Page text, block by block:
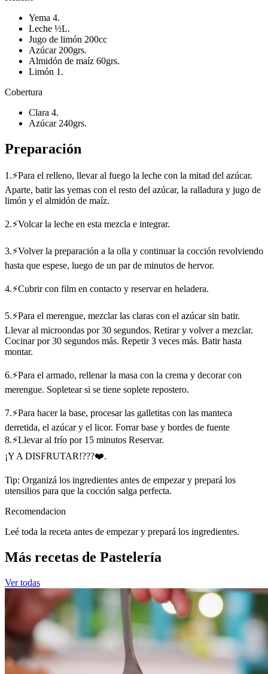
Yema 4.
Leche ½L.
Jugo de limón 200cc
Azúcar 200grs.
Almidón de maíz 60grs.
Limón 1.
Cobertura
Clara 4.
Azúcar 240grs.
Preparación
1.⚡Para el relleno, llevar al fuego la leche con la mitad del azúcar.
Aparte, batir las yemas con el resto del azúcar, la ralladura y jugo de
limón y el almidón de maíz.
2.⚡Volcar la leche en esta mezcla e integrar.
3.⚡Volver la preparación a la olla y continuar la cocción revolviendo
hasta que espese, luego de un par de minutos de hervor.
4.⚡Cubrir con film en contacto y reservar en heladera.
5.⚡Para el merengue, mezclar las claras con el azúcar sin batir.
Llevar al microondas por 30 segundos. Retirar y volver a mezclar.
Cocinar por 30 segundos más. Repetir 3 veces más. Batir hasta
montar.
6.⚡Para el armado, rellenar la masa con la crema y decorar con
merengue. Sopletear si se tiene soplete repostero.
7.⚡Para hacer la base, procesar las galletitas con las manteca
derretida, el azúcar y el licor. Forrar base y bordes de fuente
8.⚡Llevar al frío por 15 minutos Reservar.
¡Y A DISFRUTAR!???❤️.
Tip: Organizá los ingredientes antes de empezar y prepará los
utensilios para que la cocción salga perfecta.
Recomendacion
Leé toda la receta antes de empezar y prepará los ingredientes.
Más recetas de Pastelería
Ver todas